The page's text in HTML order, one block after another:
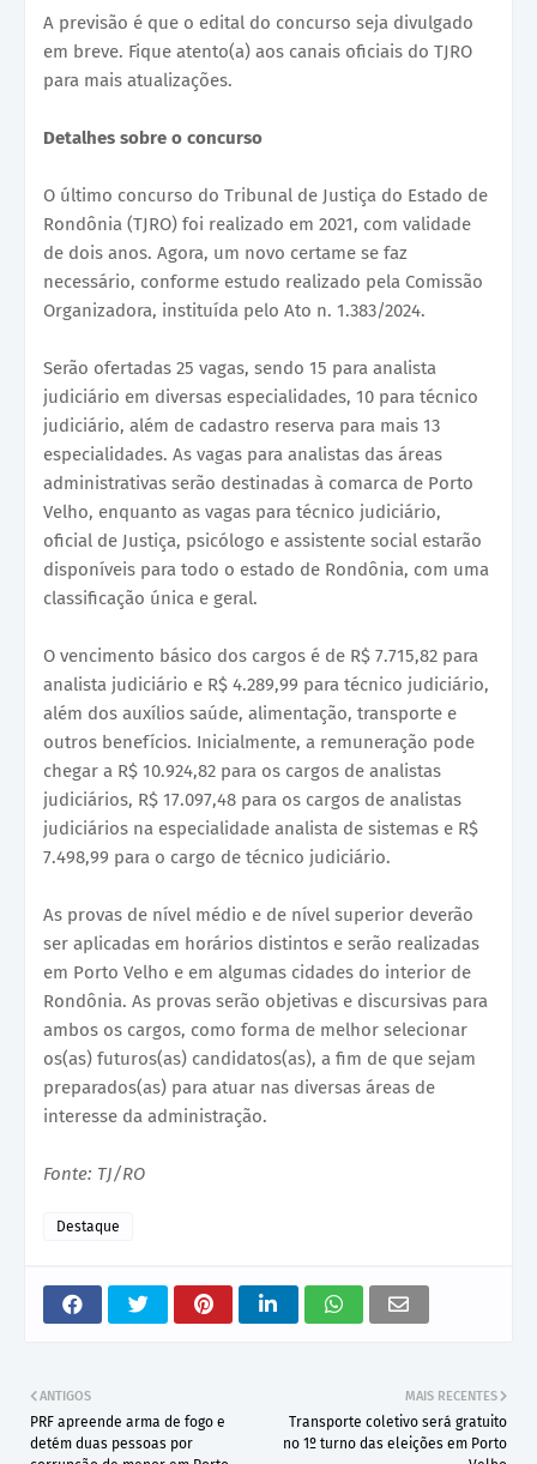
A previsão é que o edital do concurso seja divulgado
em breve. Fique atento(a) aos canais oficiais do TJRO
para mais atualizações.
Detalhes sobre o concurso
O último concurso do Tribunal de Justiça do Estado de
Rondônia (TJRO) foi realizado em 2021, com validade
de dois anos. Agora, um novo certame se faz
necessário, conforme estudo realizado pela Comissão
Organizadora, instituída pelo Ato n. 1.383/2024.
Serão ofertadas 25 vagas, sendo 15 para analista
judiciário em diversas especialidades, 10 para técnico
judiciário, além de cadastro reserva para mais 13
especialidades. As vagas para analistas das áreas
administrativas serão destinadas à comarca de Porto
Velho, enquanto as vagas para técnico judiciário,
oficial de Justiça, psicólogo e assistente social estarão
disponíveis para todo o estado de Rondônia, com uma
classificação única e geral.
O vencimento básico dos cargos é de R$ 7.715,82 para
analista judiciário e R$ 4.289,99 para técnico judiciário,
além dos auxílios saúde, alimentação, transporte e
outros benefícios. Inicialmente, a remuneração pode
chegar a R$ 10.924,82 para os cargos de analistas
judiciários, R$ 17.097,48 para os cargos de analistas
judiciários na especialidade analista de sistemas e R$
7.498,99 para o cargo de técnico judiciário.
As provas de nível médio e de nível superior deverão
ser aplicadas em horários distintos e serão realizadas
em Porto Velho e em algumas cidades do interior de
Rondônia. As provas serão objetivas e discursivas para
ambos os cargos, como forma de melhor selecionar
os(as) futuros(as) candidatos(as), a fim de que sejam
preparados(as) para atuar nas diversas áreas de
interesse da administração.
Fonte: TJ/RO
Destaque
MAIS RECENTES
Transporte coletivo será gratuito
no 1º turno das eleições em Porto
ANTIGOS
PRF apreende arma de fogo e
detém duas pessoas por